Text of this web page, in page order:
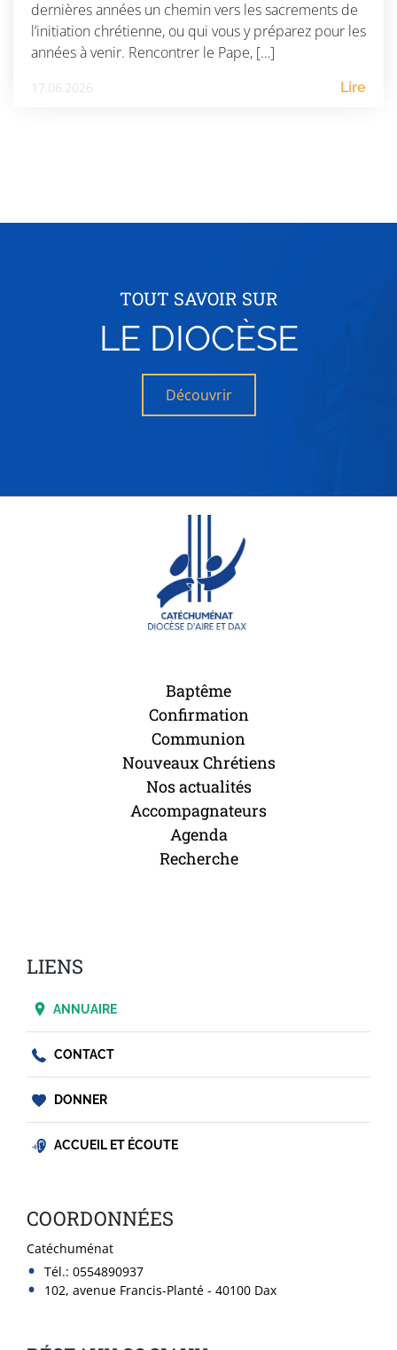
dernières années un chemin vers les sacrements de
l’initiation chrétienne, ou qui vous y préparez pour les
années à venir. Rencontrer le Pape, […]
17.06.2026 Lire
TOUT SAVOIR SUR
LE DIOCÈSE
Découvrir
Baptême
Confirmation
Communion
Nouveaux Chrétiens
Nos actualités
Accompagnateurs
Agenda
Recherche
LIENS
ANNUAIRE
CONTACT
DONNER
ACCUEIL ET ÉCOUTE
COORDONNÉES
Catéchuménat
Tél.: 0554890937
102, avenue Francis-Planté - 40100 Dax